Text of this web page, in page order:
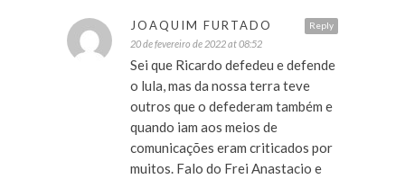
Reply
JOAQUIM FURTADO
20 de fevereiro de 2022 at 08:52
Sei que Ricardo defedeu e defende
o lula, mas da nossa terra teve
outros que o defederam também e
quando iam aos meios de
comunicações eram criticados por
muitos. Falo do Frei Anastacio e